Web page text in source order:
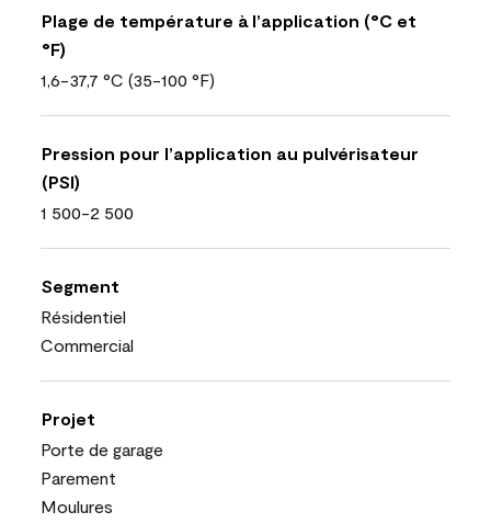
Plage de température à l’application (°C et
°F)
1,6-37,7 °C (35-100 °F)
Pression pour l’application au pulvérisateur
(PSI)
1 500-2 500
Segment
Résidentiel
Commercial
Projet
Porte de garage
Parement
Moulures